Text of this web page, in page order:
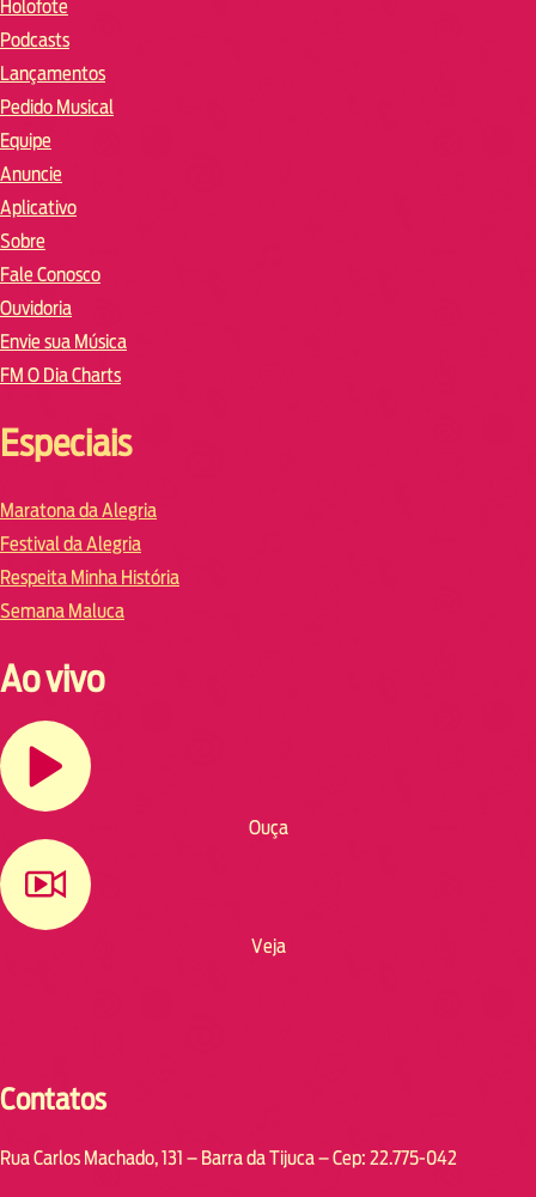
Holofote
Podcasts
Lançamentos
Pedido Musical
Equipe
Anuncie
Aplicativo
Sobre
Fale Conosco
Ouvidoria
Envie sua Música
FM O Dia Charts
Especiais
Maratona da Alegria
Festival da Alegria
Respeita Minha História
Semana Maluca
Ao vivo
Ouça
Veja
Contatos
Rua Carlos Machado, 131 – Barra da Tijuca – Cep: 22.775-042